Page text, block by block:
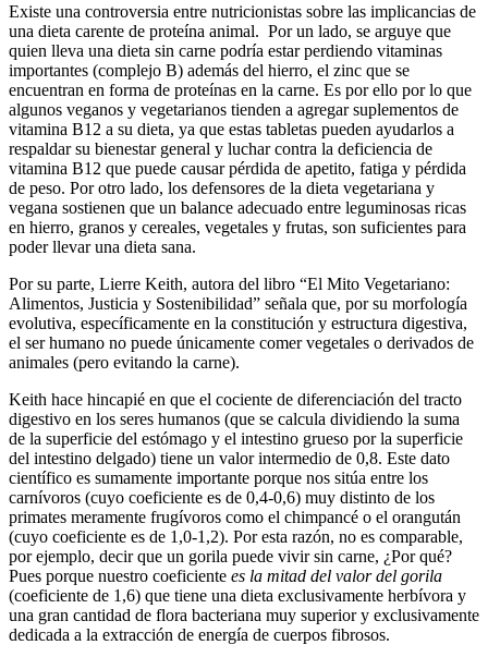
Existe una controversia entre nutricionistas sobre las implicancias de
una dieta carente de proteína animal. Por un lado, se arguye que
quien lleva una dieta sin carne podría estar perdiendo vitaminas
importantes (complejo B) además del hierro, el zinc que se
encuentran en forma de proteínas en la carne. Es por ello por lo que
algunos veganos y vegetarianos tienden a agregar suplementos de
vitamina B12 a su dieta, ya que estas tabletas pueden ayudarlos a
respaldar su bienestar general y luchar contra la deficiencia de
vitamina B12 que puede causar pérdida de apetito, fatiga y pérdida
de peso. Por otro lado, los defensores de la dieta vegetariana y
vegana sostienen que un balance adecuado entre leguminosas ricas
en hierro, granos y cereales, vegetales y frutas, son suficientes para
poder llevar una dieta sana.
Por su parte, Lierre Keith, autora del libro “El Mito Vegetariano:
Alimentos, Justicia y Sostenibilidad” señala que, por su morfología
evolutiva, específicamente en la constitución y estructura digestiva,
el ser humano no puede únicamente comer vegetales o derivados de
animales (pero evitando la carne).
Keith hace hincapié en que el cociente de diferenciación del tracto
digestivo en los seres humanos (que se calcula dividiendo la suma
de la superficie del estómago y el intestino grueso por la superficie
del intestino delgado) tiene un valor intermedio de 0,8. Este dato
científico es sumamente importante porque nos sitúa entre los
carnívoros (cuyo coeficiente es de 0,4-0,6) muy distinto de los
primates meramente frugívoros como el chimpancé o el orangután
(cuyo coeficiente es de 1,0-1,2). Por esta razón, no es comparable,
por ejemplo, decir que un gorila puede vivir sin carne, ¿Por qué?
Pues porque nuestro coeficiente es la mitad del valor del gorila
(coeficiente de 1,6) que tiene una dieta exclusivamente herbívora y
una gran cantidad de flora bacteriana muy superior y exclusivamente
dedicada a la extracción de energía de cuerpos fibrosos.